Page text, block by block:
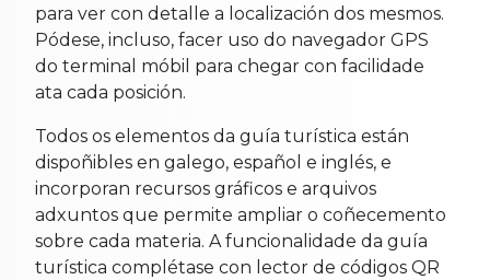
para ver con detalle a localización dos mesmos.
Pódese, incluso, facer uso do navegador GPS
do terminal móbil para chegar con facilidade
ata cada posición.
Todos os elementos da guía turística están
dispoñibles en galego, español e inglés, e
incorporan recursos gráficos e arquivos
adxuntos que permite ampliar o coñecemento
sobre cada materia. A funcionalidade da guía
turística complétase con lector de códigos QR